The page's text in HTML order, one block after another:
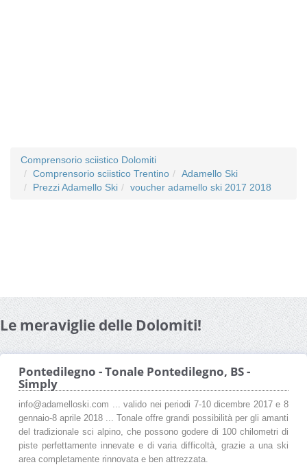
Comprensorio sciistico Dolomiti
Comprensorio sciistico Trentino
Adamello Ski
Prezzi Adamello Ski
voucher adamello ski 2017 2018
Le meraviglie delle Dolomiti!
Pontedilegno - Tonale Pontedilegno, BS -
Simply
info@adamelloski.com ... valido nei periodi 7-10 dicembre 2017 e 8
gennaio-8 aprile 2018 ... Tonale offre grandi possibilità per gli amanti
del tradizionale sci alpino, che possono godere di 100 chilometri di
piste perfettamente innevate e di varia difficoltà, grazie a una ski
area completamente rinnovata e ben attrezzata.